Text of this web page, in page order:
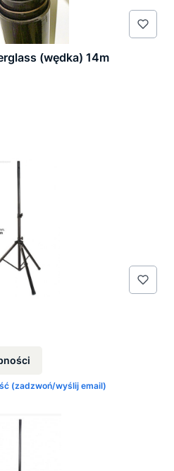
(wędka) 14m
(zadzwoń/wyślij email)